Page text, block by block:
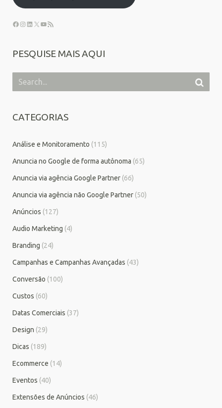
PESQUISE MAIS AQUI
CATEGORIAS
Análise e Monitoramento (115)
Anuncia no Google de forma autônoma (65)
Anuncia via agência Google Partner (66)
Anuncia via agência não Google Partner (50)
Anúncios (127)
Audio Marketing (4)
Branding (24)
Campanhas e Campanhas Avançadas (43)
Conversão (100)
Custos (60)
Datas Comerciais (37)
Design (29)
Dicas (189)
Ecommerce (14)
Eventos (40)
Extensões de Anúncios (46)